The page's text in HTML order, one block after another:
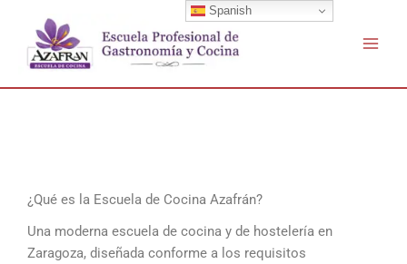
contenido
¿Qué es la Escuela de Cocina Azafrán?
Una moderna escuela de cocina y de hostelería en
Zaragoza, diseñada conforme a los requisitos
Spanish